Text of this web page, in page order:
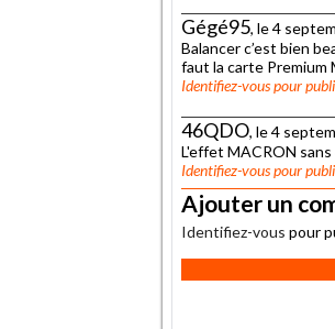
Gégé95, le 4
Balancer c’est bien
faut la carte Premium
Identifiez-vouspour
46QDO, le 4
L'effet MACRON
Identifiez-vouspour
Ajouter un
Identifiez-vous pour